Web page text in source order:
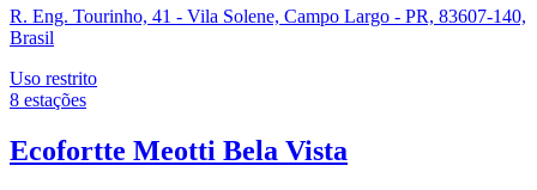
R. Eng. Tourinho, 41 - Vila Solene, Campo Largo - PR, 83607-140,
Brasil
Uso restrito
8 estações
Ecofortte Meotti Bela Vista